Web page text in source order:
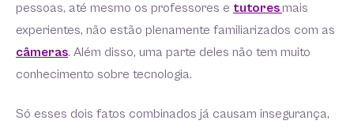
pessoas, até mesmo os professores e tutores mais
experientes, não estão plenamente familiarizados com as
câmeras. Além disso, uma parte deles não tem muito
conhecimento sobre tecnologia.
Só esses dois fatos combinados já causam insegurança,